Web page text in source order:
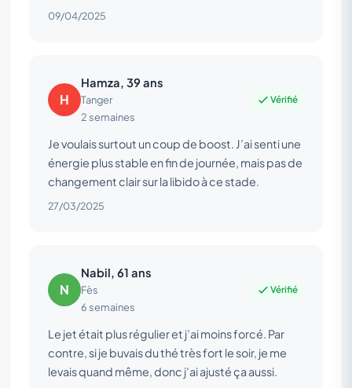
09/04/2025
H
Hamza, 39 ans
Tanger
2 semaines
Vérifié
Je voulais surtout un coup de boost. J’ai senti une
énergie plus stable en fin de journée, mais pas de
changement clair sur la libido à ce stade.
27/03/2025
N
Nabil, 61 ans
Fès
6 semaines
Vérifié
Le jet était plus régulier et j’ai moins forcé. Par
contre, si je buvais du thé très fort le soir, je me
levais quand même, donc j’ai ajusté ça aussi.